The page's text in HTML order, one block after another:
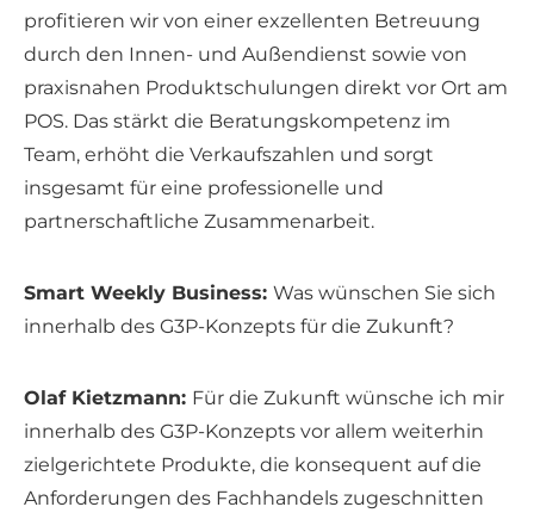
profitieren wir von einer exzellenten Betreuung
durch den Innen- und Außendienst sowie von
praxisnahen Produktschulungen direkt vor Ort am
POS. Das stärkt die Beratungskompetenz im
Team, erhöht die Verkaufszahlen und sorgt
insgesamt für eine professionelle und
partnerschaftliche Zusammenarbeit.
Smart Weekly Business: Was wünschen Sie sich
innerhalb des G3P-Konzepts für die Zukunft?
Olaf Kietzmann: Für die Zukunft wünsche ich mir
innerhalb des G3P-Konzepts vor allem weiterhin
zielgerichtete Produkte, die konsequent auf die
Anforderungen des Fachhandels zugeschnitten